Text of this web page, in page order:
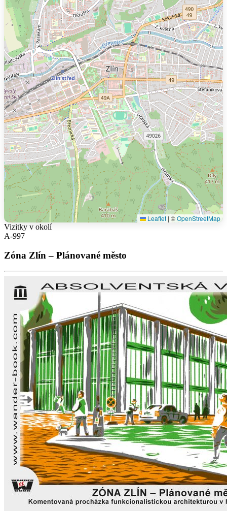
Leaflet | ©OpenStreetMap
Vizitky v okolí
A-997
Zóna Zlín – Plánované město